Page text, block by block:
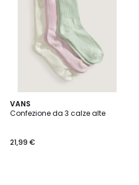
VANS
Confezione da 3 calze alte
21,99 €